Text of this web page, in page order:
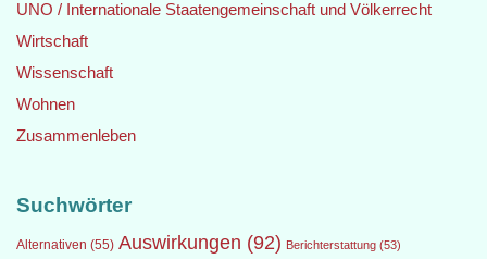
UNO / Internationale Staatengemeinschaft und Völkerrecht
Wirtschaft
Wissenschaft
Wohnen
Zusammenleben
Suchwörter
Alternativen (55) Auswirkungen (92) Berichterstattung (53)